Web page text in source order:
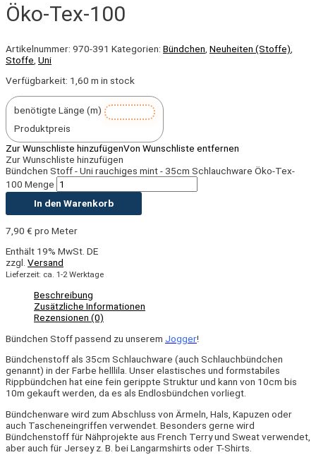
Öko-Tex-100
Artikelnummer: 970-391 Kategorien: Bündchen Neuheiten (Stoffe)
Stoffe Uni
Verfügbarkeit: 1,60 m in stock
benötigte Länge (m)
Produktpreis
Zur Wunschliste hinzufügenVon Wunschliste entfernen
Zur Wunschliste hinzufügen
Bündchen Stoff - Uni rauchiges mint - 35cm Schlauchware Öko-Tex-
100 Menge
In den Warenkorb
7,90 € pro Meter
Enthält 19% MwSt. DE
zzgl. Versand
Lieferzeit: ca. 1-2 Werktage
Beschreibung
Zusätzliche Informationen
Rezensionen (0)
Bündchen Stoff passend zu unserem Jogger!
Bündchenstoff als 35cm Schlauchware (auch Schlauchbündchen
genannt) in der Farbe helllila. Unser elastisches und formstabiles
Rippbündchen hat eine fein gerippte Struktur und kann von 10cm bis
10m gekauft werden, da es als Endlosbündchen vorliegt.
Bündchenware wird zum Abschluss von Ärmeln, Hals, Kapuzen oder
auch Tascheneingriffen verwendet. Besonders gerne wird
Bündchenstoff für Nähprojekte aus French Terry und Sweat verwendet,
aber auch für Jersey z. B. bei Langarmshirts oder T-Shirts.